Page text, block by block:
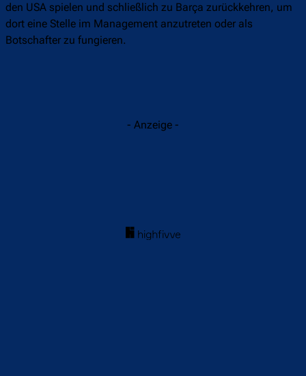
den USA spielen und schließlich zu Barça zurückkehren, um
dort eine Stelle im Management anzutreten oder als
Botschafter zu fungieren.
- Anzeige -